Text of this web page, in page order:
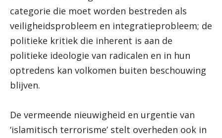
categorie die moet worden bestreden als
veiligheidsprobleem en integratieprobleem; de
politieke kritiek die inherent is aan de
politieke ideologie van radicalen en in hun
optredens kan volkomen buiten beschouwing
blijven.
De vermeende nieuwigheid en urgentie van
‘islamitisch terrorisme’ stelt overheden ook in